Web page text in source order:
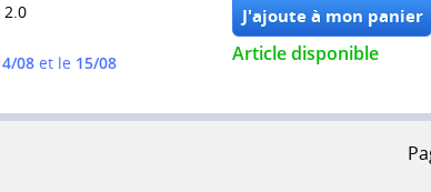
2.0
08et le 15/08
Article disponible